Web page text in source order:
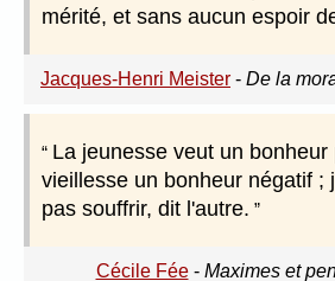
mérité, et sans aucun espoir
Jacques-Henri Meister - De la
La jeunesse veut un bonheur
vieillesse un bonheur négatif ;
pas souffrir, dit l'autre.
Cécile Fée- Maximes et